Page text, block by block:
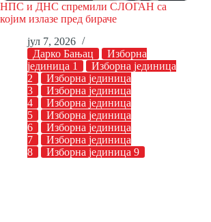
НПС и ДНС спремили СЛОГАН са
којим излазе пред бираче
јул 7, 2026
Дарко Бањац
Изборна
јединица 1
Изборна јединица
2
Изборна јединица
3
Изборна јединица
4
Изборна јединица
5
Изборна јединица
6
Изборна јединица
7
Изборна јединица
8
Изборна јединица 9